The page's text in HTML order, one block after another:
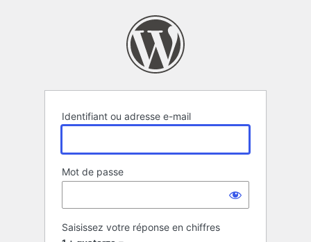
Identifiant ou adresse e-mail
Mot de passe
Saisissez votre réponse en chiffres